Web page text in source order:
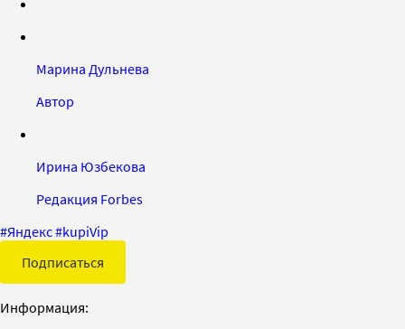
Марина Дульнева
Автор
Ирина Юзбекова
Редакция Forbes
#Яндекс#kupiVip
Подписаться
Информация: